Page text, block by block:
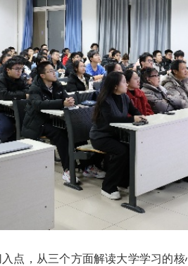
点，从三个方面解读大学学习的